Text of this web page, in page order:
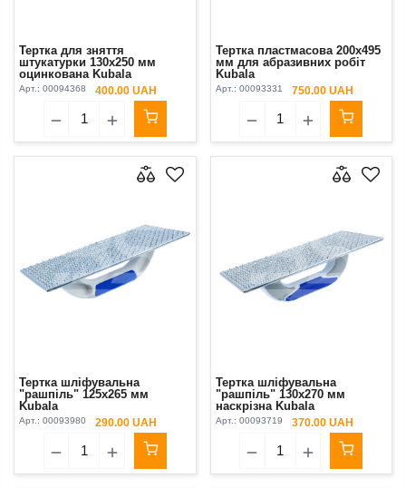
Тертка для зняття
штукатурки 130х250 мм
оцинкована Kubala
Арт.: 00094368 400.00 UAH
Тертка пластмасова 200х495
мм для абразивних робіт
Kubala
Арт.: 00093331 750.00 UAH
Тертка шліфувальна
"рашпіль" 125х265 мм
Kubala
Арт.: 00093980 290.00 UAH
Тертка шліфувальна
"рашпіль" 130х270 мм
наскрізна Kubala
Арт.: 00093719 370.00 UAH